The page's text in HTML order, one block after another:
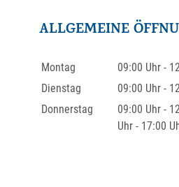
ALLGEMEINE
Montag 09:00 Uhr -
Dienstag
09:00 Uhr -
Donnerstag
09:00 Uhr -
Uhr - 17:00